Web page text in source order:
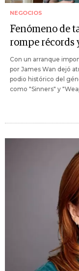
NEGOCIOS
Fenómeno de
rompe récords
Con un arranque
por James Wan dejó
podio histórico del
como "Sinners" y